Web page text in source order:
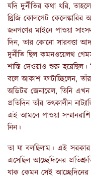
যদি দুর্নীতির কথা ধরি,
থ্রিজি কোলগেট
জনগণের মাইনে পাওয়া
দিন, তার কোনো সারবত্তা
দুর্নীতি ছিল কমনওয়েলথ
শাস্তি দেওয়াও শুরু হয়েছিল।
বলে আকাশ ফাটাচ্ছিলেন,
অডিটর জেনারেল, তিনি
প্রতিদিন তাঁর তৎকালীন
এই আমলে পাওয়া
নিন।
তা যা বলছিলাম। এই
এসেছিল আচ্ছেদিনের
যাক কেমন সেই আচ্ছেদিনের